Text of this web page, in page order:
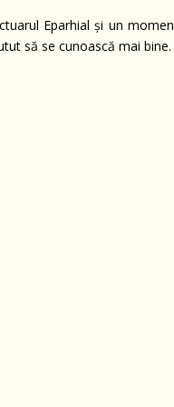
Eparhial și un
să se cunoască mai bine.